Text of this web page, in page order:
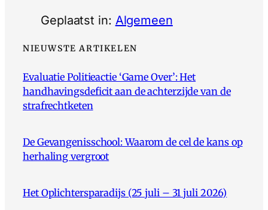
Geplaatst in: Algemeen
NIEUWSTE ARTIKELEN
Evaluatie Politieactie ‘Game Over’: Het
handhavingsdeficit aan de achterzijde van de
strafrechtketen
De Gevangenisschool: Waarom de cel de kans op
herhaling vergroot
Het Oplichtersparadijs (25 juli – 31 juli 2026)